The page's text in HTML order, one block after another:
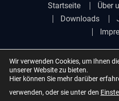
Startseite Über
Downloads
Copyright ©
Wir verwenden Cookies, um Ihnen
unserer Website zu bieten.
Hier können Sie mehr darüber
verwenden, oder sie unter den